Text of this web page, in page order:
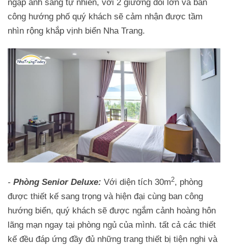
ngập ánh sáng tự nhiên, với 2 giường đôi lớn và ban
công hướng phố quý khách sẽ cảm nhận được tầm
nhìn rộng khắp vịnh biển Nha Trang.
- Phòng Senior Deluxe: Với diện tích 30m2, phòng
được thiết kế sang trọng và hiện đại cùng ban công
hướng biển, quý khách sẽ được ngắm cảnh hoàng hôn
lãng mạn ngay tại phòng ngủ của mình. tất cả các thiết
kế đều đáp ứng đầy đủ những trang thiết bị tiện nghi và